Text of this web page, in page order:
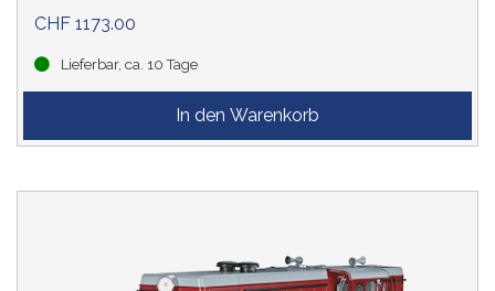
CHF 1173.00
Lieferbar, ca. 10 Tage